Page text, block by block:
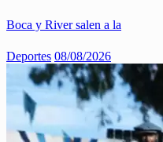
Boca y River salen a la
Deportes 08/08/2026